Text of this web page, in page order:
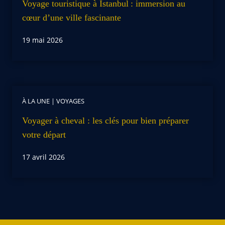
Voyage touristique à Istanbul : immersion au
cœur d’une ville fascinante
19 mai 2026
À LA UNE | VOYAGES
Voyager à cheval : les clés pour bien préparer
votre départ
17 avril 2026